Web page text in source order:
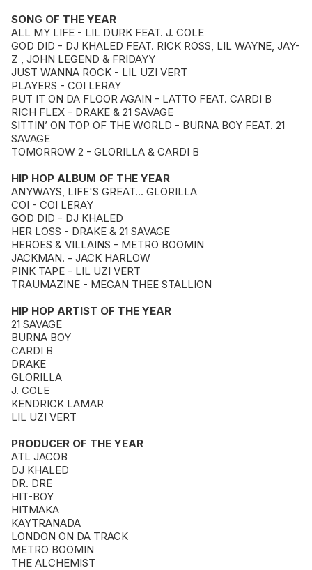
SONG OF THE YEAR
ALL MY LIFE - LIL DURK FEAT. J. COLE
GOD DID - DJ KHALED FEAT. RICK ROSS, LIL WAYNE, JAY-
Z , JOHN LEGEND & FRIDAYY
JUST WANNA ROCK - LIL UZI VERT
PLAYERS - COI LERAY
PUT IT ON DA FLOOR AGAIN - LATTO FEAT. CARDI B
RICH FLEX - DRAKE & 21 SAVAGE
SITTIN’ ON TOP OF THE WORLD - BURNA BOY FEAT. 21
SAVAGE
TOMORROW 2 - GLORILLA & CARDI B
HIP HOP ALBUM OF THE YEAR
ANYWAYS, LIFE'S GREAT... GLORILLA
COI - COI LERAY
GOD DID - DJ KHALED
HER LOSS - DRAKE & 21 SAVAGE
HEROES & VILLAINS - METRO BOOMIN
JACKMAN. - JACK HARLOW
PINK TAPE - LIL UZI VERT
TRAUMAZINE - MEGAN THEE STALLION
HIP HOP ARTIST OF THE YEAR
21 SAVAGE
BURNA BOY
CARDI B
DRAKE
GLORILLA
J. COLE
KENDRICK LAMAR
LIL UZI VERT
PRODUCER OF THE YEAR
ATL JACOB
DJ KHALED
DR. DRE
HIT-BOY
HITMAKA
KAYTRANADA
LONDON ON DA TRACK
METRO BOOMIN
THE ALCHEMIST